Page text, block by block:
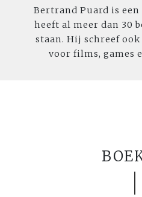
Bertrand Puard is
heeft al meer dan 30
staan. Hij schreef ook
voor films, games